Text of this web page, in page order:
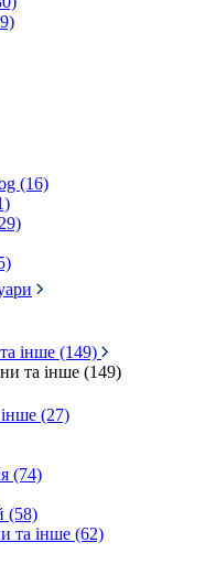
(16)
інше (149)
та інше (149)
(27)
(74)
(58)
та інше (62)